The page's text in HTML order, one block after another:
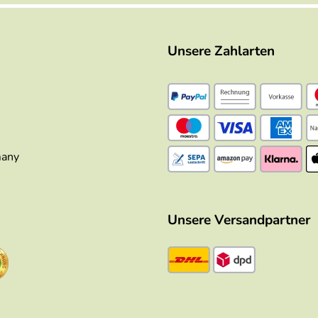
Unsere Zahlarten
Unsere Versandpartner